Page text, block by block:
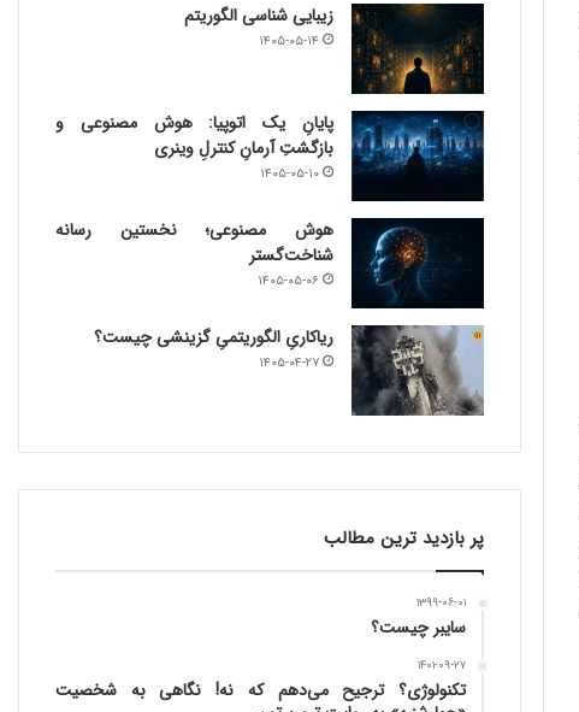
زیبایی شناسی الگوریتم
۱۴۰۵-۰۵-۱۴
پایانِ یک اتوپیا: هوش مصنوعی و
بازگشتِ آرمانِ کنترلِ وینری
۱۴۰۵-۰۵-۱۰
هوش مصنوعی؛ نخستین رسانه
شناخت‌گستر
۱۴۰۵-۰۵-۰۶
ریاکاریِ الگوریتمیِ گزینشی چیست؟
۱۴۰۵-۰۴-۲۷
پر بازدید ترین مطالب
۱۳۹۹-۰۶-۰۱
سایبر چیست؟
۱۴۰۱-۰۹-۲۷
تکنولوژی؟ ترجیح می‌دهم که نه! نگاهی به شخصیت